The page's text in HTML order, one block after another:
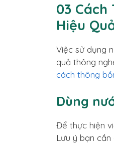
03 Cách
Hiệu
Việc sử dụng
quả thông
cách thông
Dùng
Để thực hiện
Lưu ý bạn